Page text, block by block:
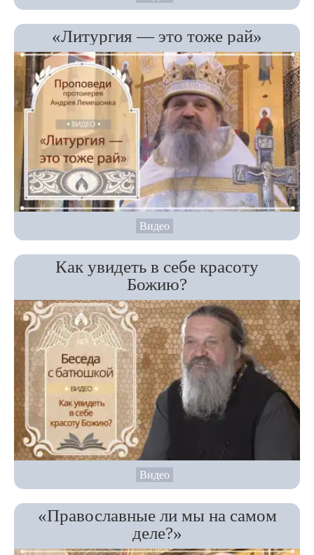
«Литургия — это тоже рай»
Видео
Как увидеть в себе красоту
Божию?
Видео
«Православные ли мы на самом
деле?»